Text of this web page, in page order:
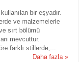
bir eşyadır.
ve malzemelerle
sırt bölümü
mevcuttur.
farklı stillerde,...
Daha fazla »